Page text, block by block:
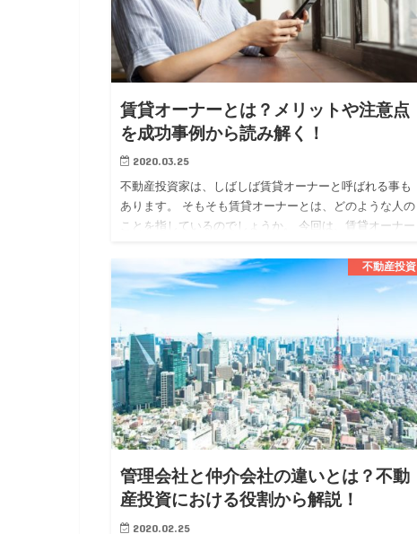
賃貸オーナーとは？メリットや注意点
を成功事例から読み解く！
2020.03.25
不動産投資家は、しばしば賃貸オーナーと呼ばれる事も
あります。 そもそも賃貸オーナーとは、どのような人の
ことを指しているのでしょうか。 今回は、賃貸オーナー
ます。 賃貸オー…
不動産投資
管理会社と仲介会社の違いとは？不動
産投資における役割から解説！
2020.02.25